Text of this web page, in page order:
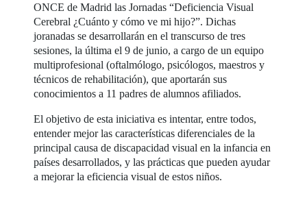
ONCE de Madrid las Jornadas “Deficiencia Visual
Cerebral ¿Cuánto y cómo ve mi hijo?”. Dichas
joranadas se desarrollarán en el transcurso de tres
sesiones, la última el 9 de junio, a cargo de un equipo
multiprofesional (oftalmólogo, psicólogos, maestros y
técnicos de rehabilitación), que aportarán sus
conocimientos a 11 padres de alumnos afiliados.
El objetivo de esta iniciativa es intentar, entre todos,
entender mejor las características diferenciales de la
principal causa de discapacidad visual en la infancia en
países desarrollados, y las prácticas que pueden ayudar
a mejorar la eficiencia visual de estos niños.